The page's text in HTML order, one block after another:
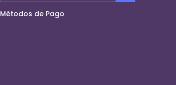
Métodos de Pago